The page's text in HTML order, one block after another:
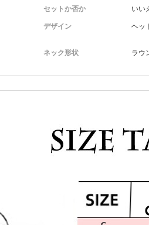
セットか否か いい
デザイン ヘッ
ネック形状 ラウ